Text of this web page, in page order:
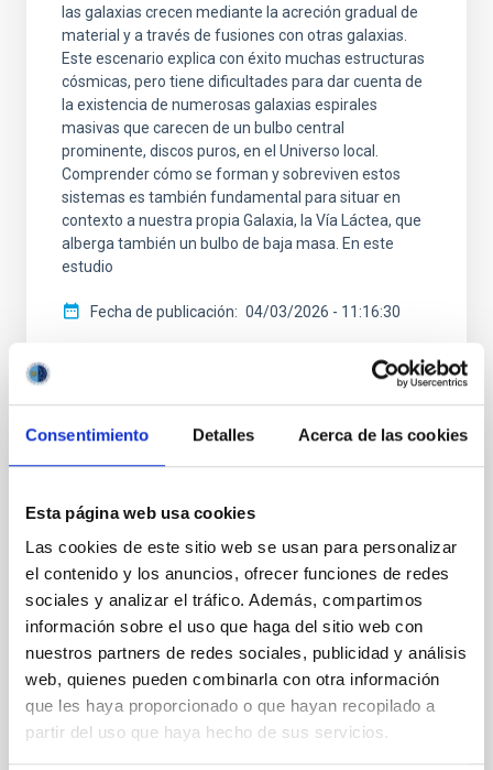
Consentimiento Detalles Acerca de las cookies
Esta página web usa cookies
Las cookies de este sitio web se usan para personalizar
el contenido y los anuncios, ofrecer funciones de redes
sociales y analizar el tráfico. Además, compartimos
información sobre el uso que haga del sitio web con
nuestros partners de redes sociales, publicidad y análisis
web, quienes pueden combinarla con otra información
que les haya proporcionado o que hayan recopilado a
partir del uso que haya hecho de sus servicios.
las galaxias crecen mediante la acreción gradual de
material y a través de fusiones con otras galaxias.
Este escenario explica con éxito muchas estructuras
cósmicas, pero tiene dificultades para dar cuenta de
la existencia de numerosas galaxias espirales
masivas que carecen de un bulbo central
prominente, discos puros, en el Universo local.
Comprender cómo se forman y sobreviven estos
sistemas es también fundamental para situar en
contexto a nuestra propia Galaxia, la Vía Láctea, que
alberga también un bulbo de baja masa. En este
estudio
Fecha de publicación 04/03/2026 - 11:16:30
Los filamentos cósmicos: las autopistas
del Universo que transforman galaxias
El Universo no está distribuido de manera uniforme.
Las galaxias se organizan formando una gigantesca
red cósmica compuesta por vacíos, filamentos y
cúmulos de galaxias. Estos filamentos actúan como
auténticas “autopistas cósmicas” a través de las
cuales la materia y las galaxias fluyen hacia las
regiones más densas del Universo. Comprender